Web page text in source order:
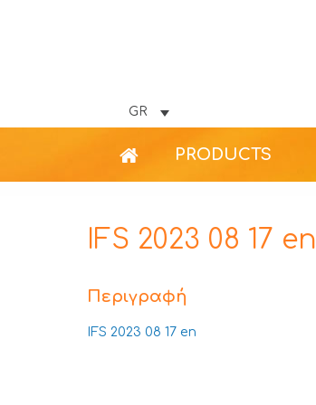
GR
PRODUCTS
IFS 2023 08 17 en
Περιγραφή
IFS 2023 08 17 en